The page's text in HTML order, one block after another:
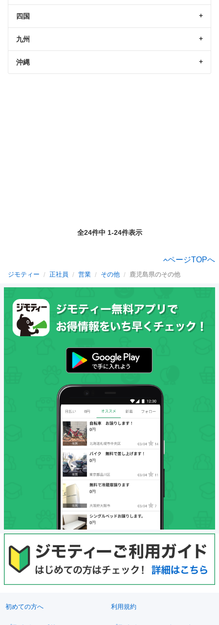
四国
九州
沖縄
全24件中 1-24件表示
ページTOPへ
ジモティー 正社員 営業 その他 鹿児島県のその他
初めての方へ 利用規約